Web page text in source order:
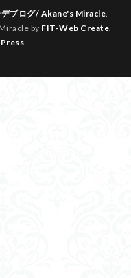
ブログ/ Akane's Miracle
by FIT-Web Create